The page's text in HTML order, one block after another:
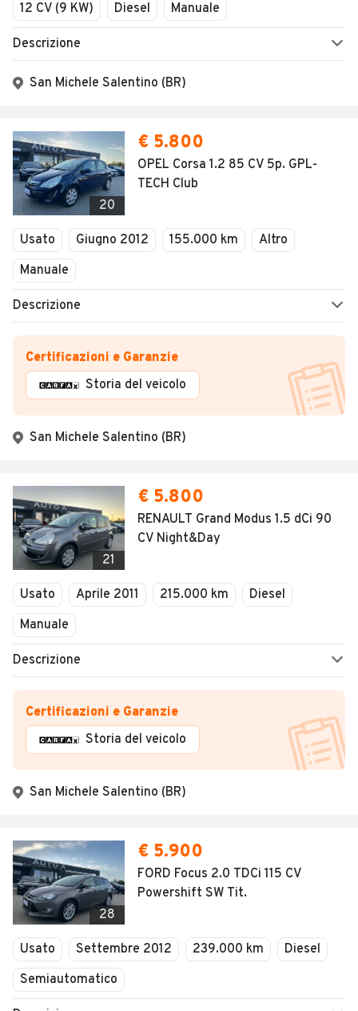
12 CV (9 KW)
Diesel Manuale
Descrizione
San Michele Salentino (BR)
20
€ 5.800
OPEL Corsa 1.2 85 CV 5p. GPL-
TECH Club
Usato Giugno 2012 155.000 km
Altro
Manuale
Descrizione
Certificazioni e Garanzie
Storia del veicolo
San Michele Salentino (BR)
21
€ 5.800
RENAULT Grand Modus 1.5 dCi 90
CV Night&Day
Usato Aprile 2011 215.000 km
Diesel
Manuale
Descrizione
Certificazioni e Garanzie
Storia del veicolo
San Michele Salentino (BR)
28
€ 5.900
FORD Focus 2.0 TDCi 115 CV
Powershift SW Tit.
Usato Settembre 2012 239.000 km
Diesel
Semiautomatico